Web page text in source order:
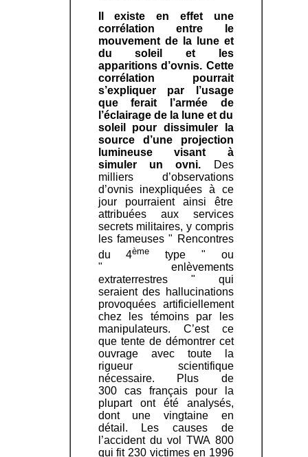
Il existe en effet une
corrélation entre le
mouvement de la lune et
du soleil et les
apparitions d’ovnis. Cette
corrélation pourrait
s’expliquer par l’usage
que ferait l’armée de
l’éclairage de la lune et du
soleil pour dissimuler la
source d’une projection
lumineuse visant à
simuler un ovni.
Des
milliers d’observations
d’ovnis inexpliquées à ce
jour pourraient ainsi être
attribuées aux services
secrets militaires, y compris
les fameuses " Rencontres
du 4ème type " ou
" enlèvements
extraterrestres " qui
seraient des hallucinations
provoquées artificiellement
chez les témoins par les
manipulateurs. C’est ce
que tente de démontrer cet
ouvrage avec toute la
rigueur scientifique
nécessaire. Plus de
300 cas français pour la
plupart ont été analysés,
dont une vingtaine en
détail. Les causes de
l’accident du vol TWA 800
qui fit 230 victimes en 1996